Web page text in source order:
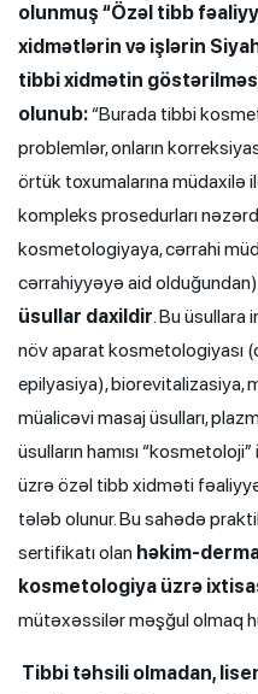
olunmuş “Özəl tibb
xidmətlərin və işlərin
tibbi xidmətin
olunub:“Burada tibbi
problemlər, onların
örtük toxumalarına müdaxilə
kompleks prosedurları
kosmetologiyaya, cərrahi
cərrahiyyəyə aid olduğundan)
üsullar daxildir. Bu üsullara
növ aparat kosmetologiyası
epilyasiya), biorevitalizasiya,
müalicəvi masaj üsulları,
üsulların hamısı
üzrə özəl tibb xidməti
tələb olunur. Bu sahədə
sertifikatı olan həkim-
kosmetologiya üzrə
mütəxəssilər məşğul olmaq
Tibbi təhsili olmadan,